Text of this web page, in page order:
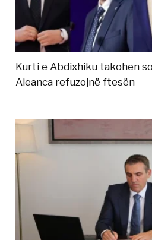
Kurti e Abdixhiku takohen
Aleanca refuzojnë ftesën